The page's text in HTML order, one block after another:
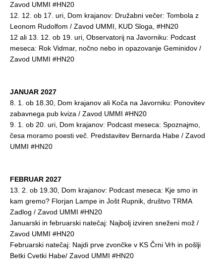
Zavod UMMI #HN20
12. 12. ob 17. uri, Dom krajanov: Družabni večer: Tombola z
Leonom Rudolfom / Zavod UMMI, KUD Sloga, #HN20
12 ali 13. 12. ob 19. uri, Observatorij na Javorniku: Podcast
meseca: Rok Vidmar, nočno nebo in opazovanje Geminidov /
Zavod UMMI #HN20
JANUAR 2027
8. 1. ob 18.30, Dom krajanov ali Koča na Javorniku: Ponovitev
zabavnega pub kviza / Zavod UMMI #HN20
9. 1. ob 20. uri, Dom krajanov: Podcast meseca: Spoznajmo,
česa moramo poesti več. Predstavitev Bernarda Habe / Zavod
UMMI #HN20
FEBRUAR 2027
13. 2. ob 19.30, Dom krajanov: Podcast meseca: Kje smo in
kam gremo? Florjan Lampe in Jošt Rupnik, društvo TRMA
Zadlog / Zavod UMMI #HN20
Januarski in februarski natečaj: Najbolj izviren sneženi mož /
Zavod UMMI #HN20
Februarski natečaj: Najdi prve zvončke v KS Črni Vrh in pošlji
Betki Cvetki Habe/ Zavod UMMI #HN20